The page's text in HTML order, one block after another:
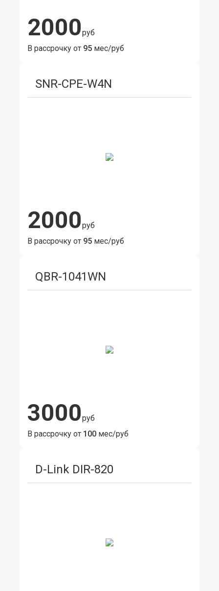
2000руб
В рассрочку от 95 мес/руб
SNR-CPE-W4N
2000руб
В рассрочку от 95 мес/руб
QBR-1041WN
3000руб
В рассрочку от 100 мес/руб
D-Link DIR-820